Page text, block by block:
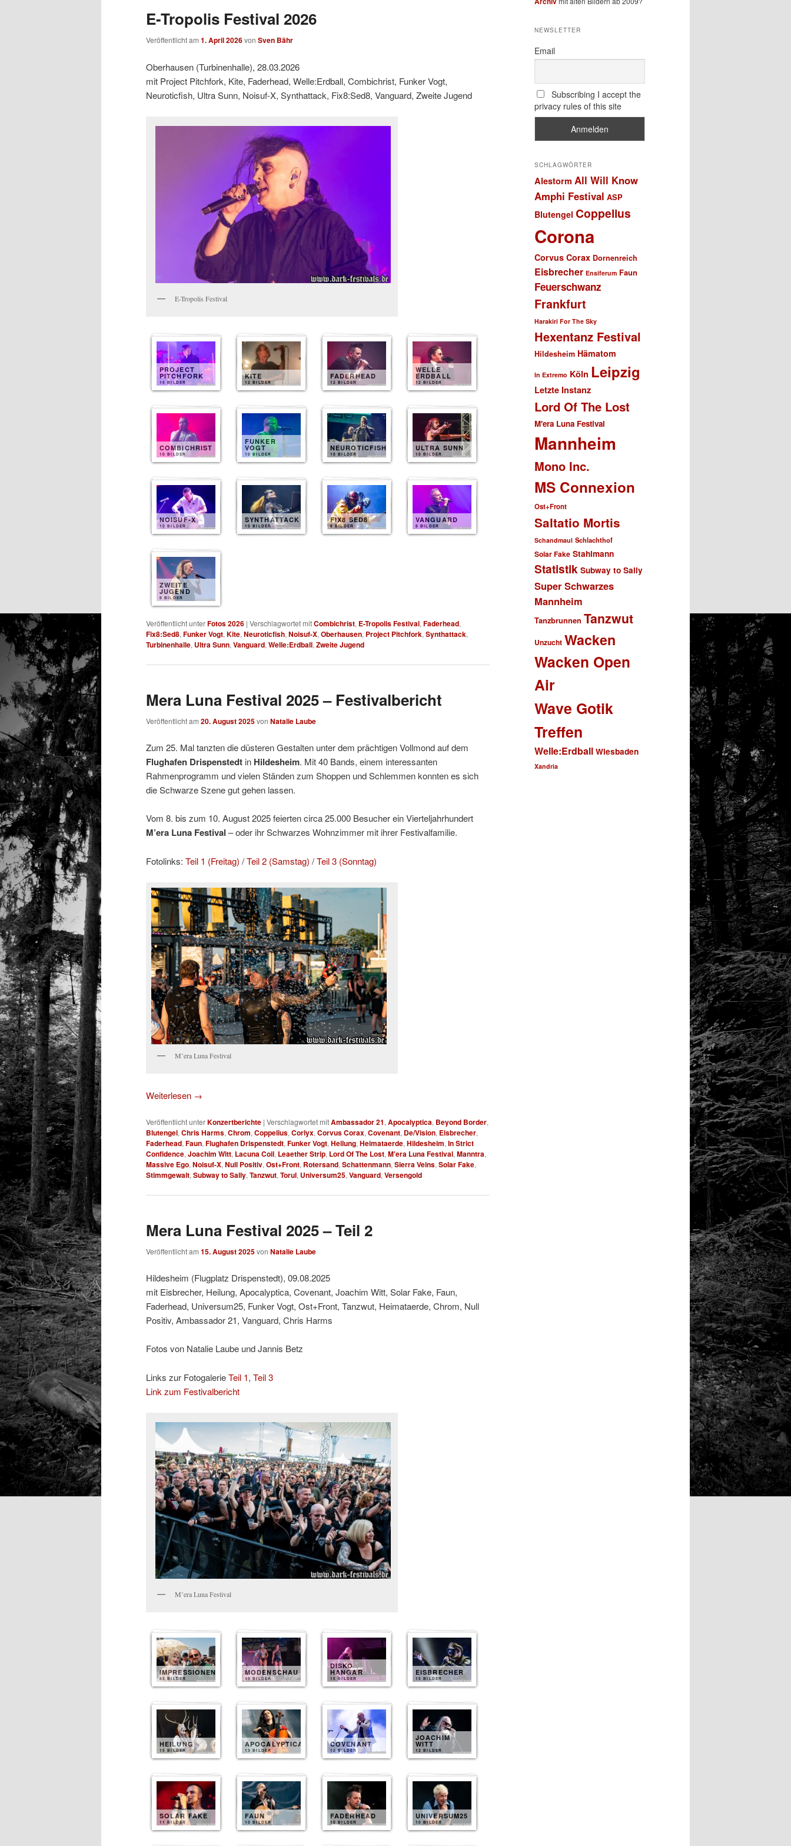
E-Tropolis Festival 2026
Veröffentlicht am 1. April 2026von Sven Bähr
Oberhausen (Turbinenhalle), 28.03.2026
mit Project Pitchfork, Kite, Faderhead, Welle:Erdball, Combichrist, Funker Vogt,
Neuroticfish, Ultra Sunn, Noisuf-X, Synthattack, Fix8:Sed8, Vanguard, Zweite Jugend
E-Tropolis Festival
PROJECT
PITCHFORK
15 BILDER
KITE
12 BILDER
FADERHEAD
12 BILDER
WELLE
ERDBALL
12 BILDER
COMBICHRIST
10 BILDER
FUNKER
VOGT
10 BILDER
NEUROTICFISH
10 BILDER
ULTRA SUNN
10 BILDER
NOISUF-X
10 BILDER
SYNTHATTACK
10 BILDER
FIX8 SED8
8 BILDER
VANGUARD
8 BILDER
ZWEITE
JUGEND
8 BILDER
Veröffentlicht unterFotos 2026 | Verschlagwortet mitCombichrist, E-Tropolis Festival, Faderhead,
Fix8:Sed8, Funker Vogt, Kite, Neuroticfish, Noisuf-X, Oberhausen, Project Pitchfork, Synthattack,
Turbinenhalle, Ultra Sunn, Vanguard, Welle:Erdball, Zweite Jugend
Mera Luna Festival 2025 – Festivalbericht
Veröffentlicht am 20. August 2025von Natalie Laube
Zum 25. Mal tanzten die düsteren Gestalten unter dem prächtigen Vollmond auf dem
Flughafen Drispenstedt in Hildesheim. Mit 40 Bands, einem interessanten
Rahmenprogramm und vielen Ständen zum Shoppen und Schlemmen konnten es sich
die Schwarze Szene gut gehen lassen.
Vom 8. bis zum 10. August 2025 feierten circa 25.000 Besucher ein Vierteljahrhundert
M’era Luna Festival – oder ihr Schwarzes Wohnzimmer mit ihrer Festivalfamilie.
Fotolinks: Teil 1 (Freitag) /Teil 2 (Samstag) /Teil 3 (Sonntag)
M’era Luna Festival
Weiterlesen →
Veröffentlicht unterKonzertberichte | Verschlagwortet mitAmbassador 21, Apocalyptica, Beyond Border,
Blutengel, Chris Harms, Chrom, Coppelius, Corlyx, Corvus Corax, Covenant, De/Vision, Eisbrecher,
Faderhead, Faun, Flughafen Drispenstedt, Funker Vogt, Heilung, Heimataerde, Hildesheim, In Strict
Confidence, Joachim Witt, Lacuna Coil, Leaether Strip, Lord Of The Lost, M'era Luna Festival, Manntra,
Massive Ego, Noisuf-X, Null Positiv, Ost+Front, Rotersand, Schattenmann, Sierra Veins, Solar Fake,
Stimmgewalt, Subway to Sally, Tanzwut, Torul, Universum25, Vanguard, Versengold
Mera Luna Festival 2025 – Teil 2
Veröffentlicht am 15. August 2025von Natalie Laube
Hildesheim (Flugplatz Drispenstedt), 09.08.2025
mit Eisbrecher, Heilung, Apocalyptica, Covenant, Joachim Witt, Solar Fake, Faun,
Faderhead, Universum25, Funker Vogt, Ost+Front, Tanzwut, Heimataerde, Chrom, Null
Positiv, Ambassador 21, Vanguard, Chris Harms
Fotos von Natalie Laube und Jannis Betz
Links zur FotogalerieTeil 1, Teil 3
Link zum Festivalbericht
M’era Luna Festival
IMPRESSIONEN
65 BILDER
MODENSCHAU
40 BILDER
DISKO
HANGAR
15 BILDER
EISBRECHER
15 BILDER
HEILUNG
15 BILDER
APOCALYPTICA
13 BILDER
COVENANT
12 BILDER
JOACHIM
WITT
12 BILDER
SOLAR FAKE
11 BILDER
FAUN
10 BILDER
FADERHEAD
10 BILDER
UNIVERSUM25
10 BILDER
NEWSLETTER
Email
Subscribing I accept the
privacy rules of this site
SCHLAGWÖRTER
Alestorm All Will Know
Amphi Festival ASP
Blutengel Coppelius
Corona
Corvus Corax Dornenreich
Eisbrecher Ensiferum Faun
Feuerschwanz
Frankfurt
Harakiri For The Sky
Hexentanz Festival
Hildesheim Hämatom
In Extremo Köln Leipzig
Letzte Instanz
Lord Of The Lost
M'era Luna Festival
Mannheim
Mono Inc.
MS Connexion
Ost+Front
Saltatio Mortis
Schandmaul Schlachthof
Solar Fake Stahlmann
Statistik Subway to Sally
Super Schwarzes
Mannheim
Tanzbrunnen Tanzwut
Unzucht Wacken
Wacken Open
Air
Wave Gotik
Treffen
Welle:Erdball Wiesbaden
Xandria